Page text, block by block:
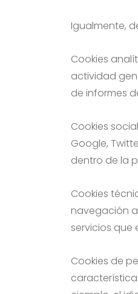
Igualmente,
Cookies
actividad
de informes
Cookies
Google,
dentro de la
Cookies
navegación
servicios que
Cookies de